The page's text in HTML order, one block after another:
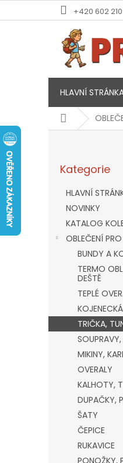
+420 602
HLAVNÍ
Domů
kategorie
Kategorie
HLAVNÍ
NOVINKY
KATALOG
OBLEČENÍ
BUNDY A
TERMO
DEŠTĚ
TEPLÉ
TRIČKA,
MIKINY,
OVERALY
KALHOTY,
DUPAČKY,
ŠATY
ČEPICE
RUKAVICE
PONOŽKY,